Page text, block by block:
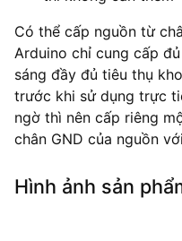
Có thể cấp nguồn từ
Arduino chỉ cung cấp
sáng đầy đủ tiêu thụ
trước khi sử dụng trực
ngờ thì nên cấp riêng
chân GND của nguồn
Hình ảnh sản